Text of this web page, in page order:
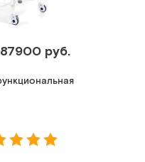
87900 руб.